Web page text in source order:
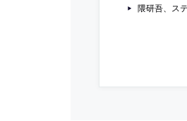
隈研吾、ス